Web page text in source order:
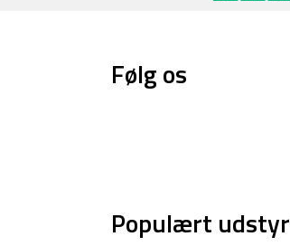
Følg os
Populært udstyr